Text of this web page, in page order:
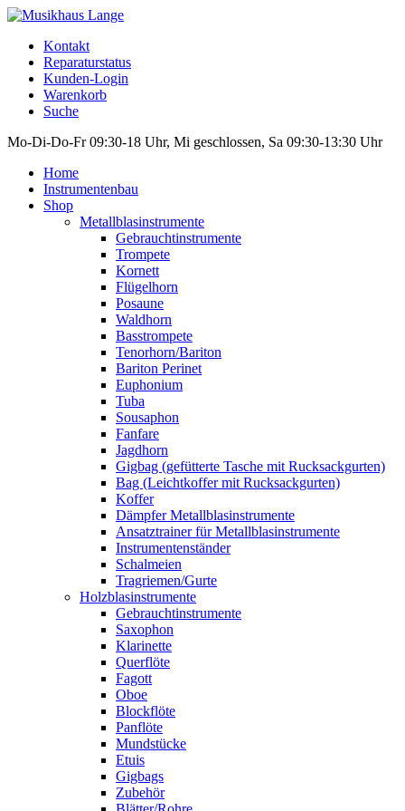
Kontakt
Reparaturstatus
Kunden-Login
Warenkorb
Suche
Mo-Di-Do-Fr 09:30-18 Uhr, Mi geschlossen, Sa 09:30-13:30 Uhr
Home
Instrumentenbau
Shop
Metallblasinstrumente
Gebrauchtinstrumente
Trompete
Kornett
Flügelhorn
Posaune
Waldhorn
Basstrompete
Tenorhorn/Bariton
Bariton Perinet
Euphonium
Tuba
Sousaphon
Fanfare
Jagdhorn
Gigbag (gefütterte Tasche mit Rucksackgurten)
Bag (Leichtkoffer mit Rucksackgurten)
Koffer
Dämpfer Metallblasinstrumente
Ansatztrainer für Metallblasinstrumente
Instrumentenständer
Schalmeien
Tragriemen/Gurte
Holzblasinstrumente
Gebrauchtinstrumente
Saxophon
Klarinette
Querflöte
Fagott
Oboe
Blockflöte
Panflöte
Mundstücke
Etuis
Gigbags
Zubehör